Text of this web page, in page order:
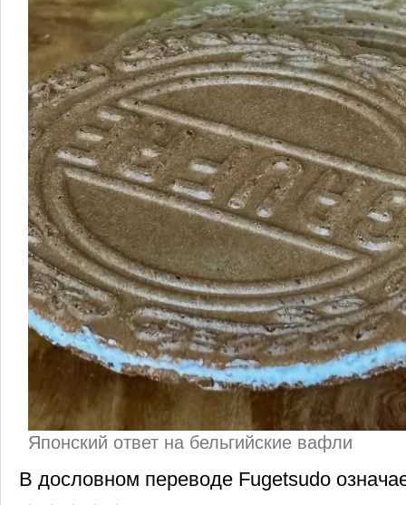
Японский ответ на бельгийские вафли
В дословном переводе Fugetsudo